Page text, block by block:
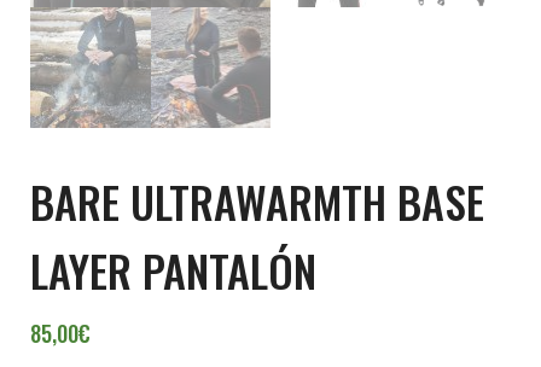
BARE ULTRAWARMTH BASE
LAYER PANTALÓN
85,00€